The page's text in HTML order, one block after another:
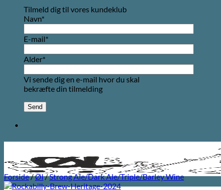
Tilmeld dig til vores kundeklub
Navn*
E-mail*
Alder*
Vi sende dig en e-mail hvor du skal
bekræfte din tilmelding
Forside/Øl/Strong Ale/Dark Ale/Triple/Barley Wine